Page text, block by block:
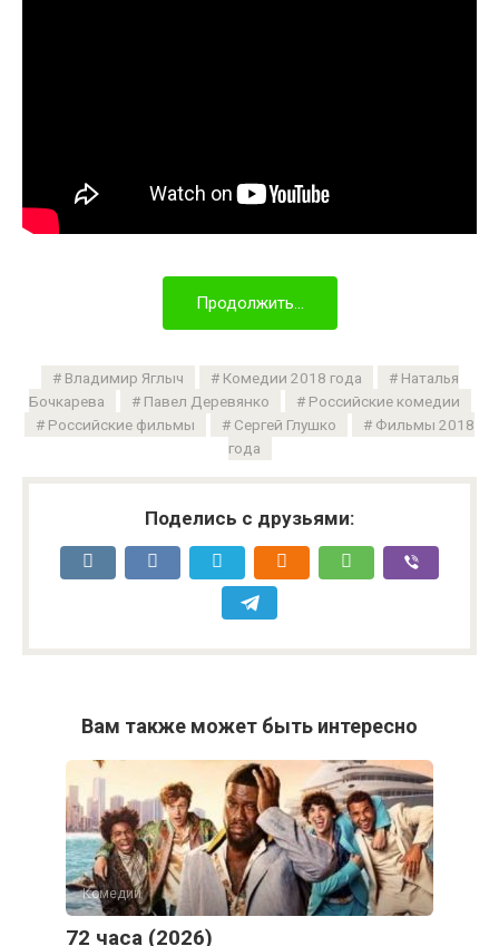
Продолжить...
Владимир Яглыч Комедии 2018 года
Наталья
Бочкарева
Павел Деревянко
Российские комедии
Российские фильмы
Сергей Глушко
Фильмы 2018
года
Поделись с друзьями:
Вам также может быть интересно
Комедии
72 часа (2026)